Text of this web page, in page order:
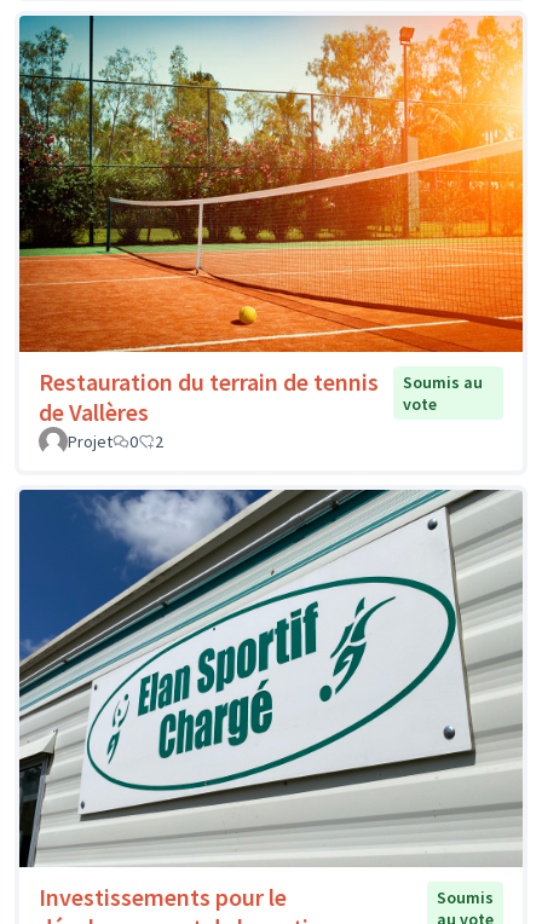
Restauration du terrain de tennis
de Vallères
Soumis au
vote
Projet
0 2
Investissements pour le
Soumis
au vote